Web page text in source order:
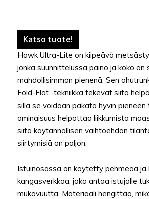
Katso tuote!
Hawk Ultra-Lite on kiipeävä
jonka suunnittelussa paino ja koko
mahdollisimman pienenä. Sen
Fold-Flat -tekniikka tekevät siitä
sillä se voidaan pakata hyvin pieneen
ominaisuus helpottaa liikkumista
siitä käytännöllisen vaihtoehdon
siirtymisiä on paljon.
Istuinosassa on käytetty pehmeää ja
kangasverkkoa, joka antaa istujalle
mukavuutta. Materiaali hengittää,